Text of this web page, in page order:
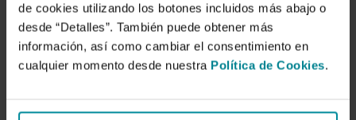
de cookies utilizando los botones incluidos más abajo o
desde “Detalles”. También puede obtener más
información, así como cambiar el consentimiento en
cualquier momento desde nuestra Política de Cookies.
profits and shorten the time for